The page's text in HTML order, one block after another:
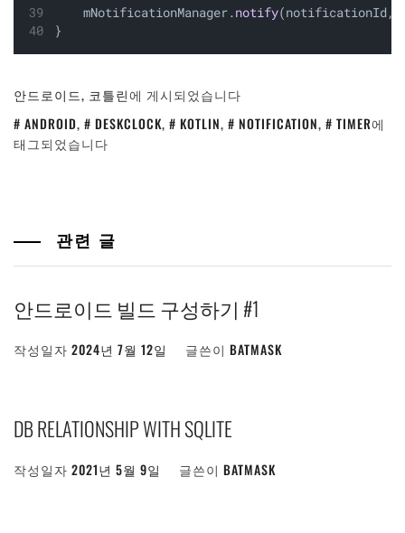
    mNotificationManager.
notify(notificationId,
}
안드로이드, 코틀린에 게시되었습니다
ANDROID, DESKCLOCK, KOTLIN, NOTIFICATION, TIMER에
태그되었습니다
관련 글
안드로이드 빌드 구성하기 #1
작성일자 2024년 7월 12일 글쓴이 BATMASK
DB RELATIONSHIP WITH SQLITE
작성일자 2021년 5월 9일 글쓴이 BATMASK